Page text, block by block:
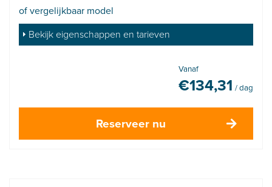
of vergelijkbaar model
Bekijk eigenschappen en tarieven
Vanaf
€134,31 / dag
Reserveer nu